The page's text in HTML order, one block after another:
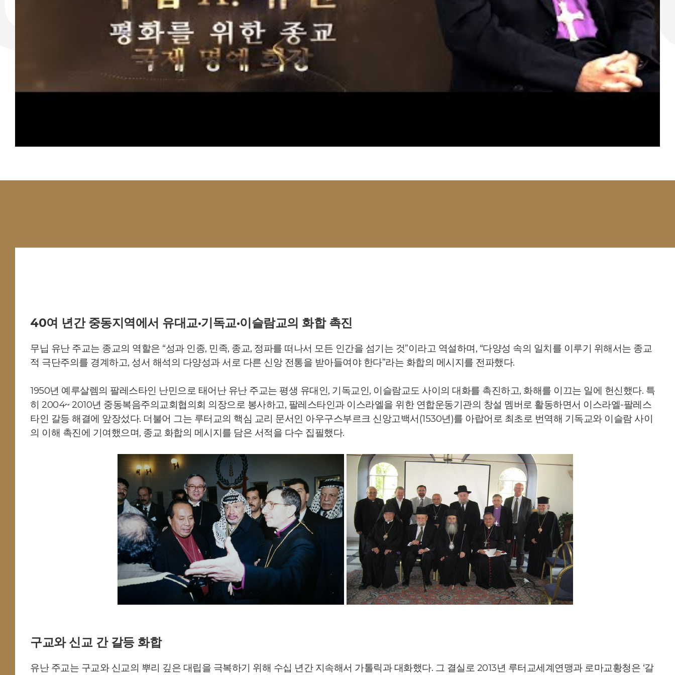
40여 년간 중동지역에서 유대교·기독교·이슬람교의 화합 촉진
무닙 유난 주교는 종교의 역할은 “성과 인종, 민족, 종교, 정파를 떠나서 모든 인간을 섬기는 것”이라고 역설하며, “다양성 속의 일치를 이루기 위해서는 종교
적 극단주의를 경계하고, 성서 해석의 다양성과 서로 다른 신앙 전통을 받아들여야 한다”라는 화합의 메시지를 전파했다.
1950년 예루살렘의 팔레스타인 난민으로 태어난 유난 주교는 평생 유대인, 기독교인, 이슬람교도 사이의 대화를 촉진하고, 화해를 이끄는 일에 헌신했다. 특
히 2004~ 2010년 중동복음주의교회협의회 의장으로 봉사하고, 팔레스타인과 이스라엘을 위한 연합운동기관의 창설 멤버로 활동하면서 이스라엘-팔레스
타인 갈등 해결에 앞장섰다. 더불어 그는 루터교의 핵심 교리 문서인 아우구스부르크 신앙고백서(1530년)를 아랍어로 최초로 번역해 기독교와 이슬람 사이
의 이해 촉진에 기여했으며, 종교 화합의 메시지를 담은 서적을 다수 집필했다.
구교와 신교 간 갈등 화합
유난 주교는 구교와 신교의 뿌리 깊은 대립을 극복하기 위해 수십 년간 지속해서 가톨릭과 대화했다. 그 결실로 2013년 루터교세계연맹과 로마교황청은 ‘갈